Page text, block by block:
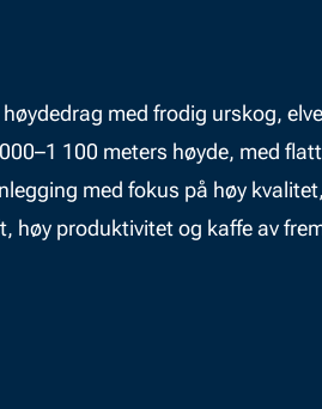
med frodig urskog,
100 meters høyde, med
med fokus på høy
høy produktivitet og kaffe av